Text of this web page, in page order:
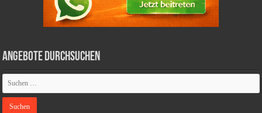
Angebote durchsuchen